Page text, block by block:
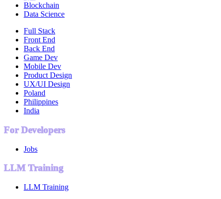
Blockchain
Data Science
Full Stack
Front End
Back End
Game Dev
Mobile Dev
Product Design
UX/UI Design
Poland
Philippines
India
For Developers
Jobs
LLM Training
LLM Training